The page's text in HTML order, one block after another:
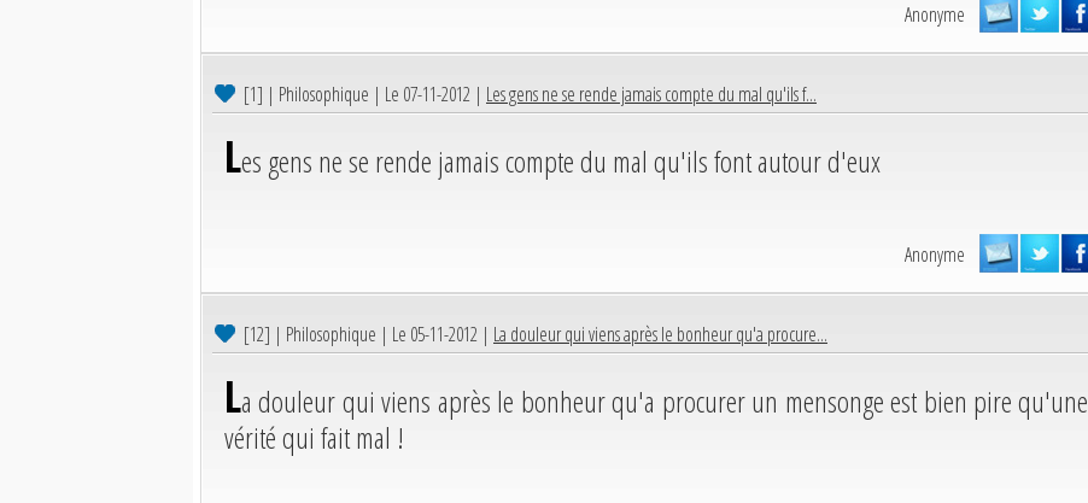
Anonyme
[1] | Philosophique | Le 07-11-2012 | Les gens ne se rende jamais compte du mal qu'ils f...
Les gens ne se rende jamais compte du mal qu'ils font autour d'eux
Anonyme
[12] | Philosophique | Le 05-11-2012 | La douleur qui viens après le bonheur qu'a procure...
La douleur qui viens après le bonheur qu'a procurer un mensonge est bien pire qu'une
vérité qui fait mal !